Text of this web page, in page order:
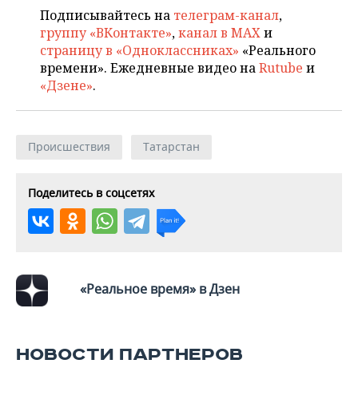
Подписывайтесь на телеграм-канал,
группу «ВКонтакте»,канал в MAXи
страницу в «Одноклассниках» «Реального
времени». Ежедневные видео наRutube и
«Дзене».
Происшествия Татарстан
Поделитесь в соцсетях
«Реальное время» в Дзен
НОВОСТИ ПАРТНЕРОВ